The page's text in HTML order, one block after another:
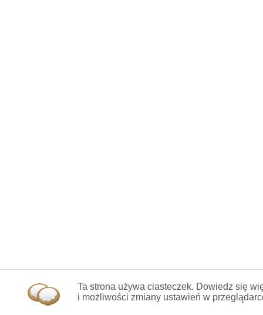
Ta strona używa ciasteczek. Dowiedz się
i możliwości zmiany ustawień w